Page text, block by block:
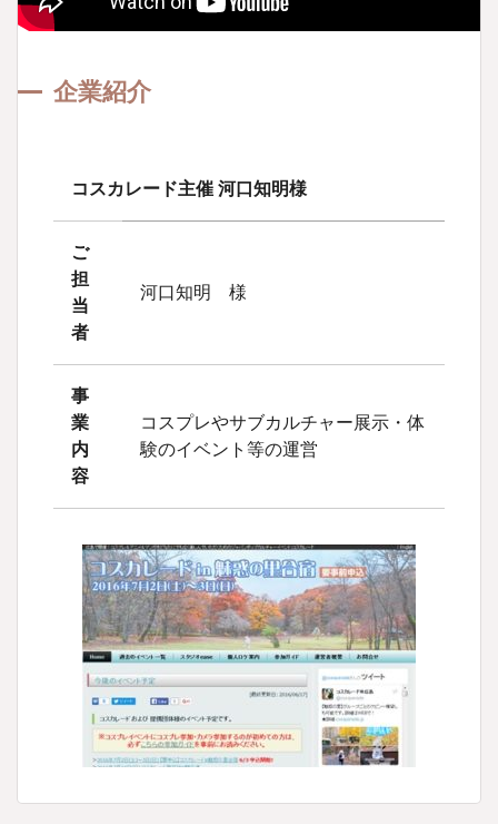
企業紹介
コスカレード主催 河口知明様
ご
担
当
者
河口知明 様
事
業
内
容
コスプレやサブカルチャー展示・体
験のイベント等の運営